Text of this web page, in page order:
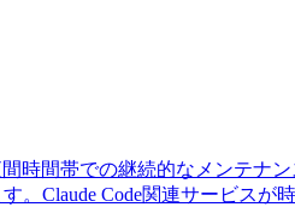
時間帯での継続的なメンテナ
。Claude Code関連サービスが